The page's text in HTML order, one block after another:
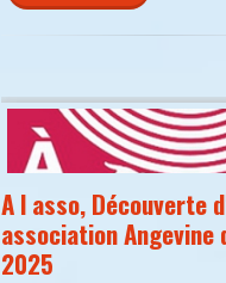
A l asso, Découverte
association Angevine
2025